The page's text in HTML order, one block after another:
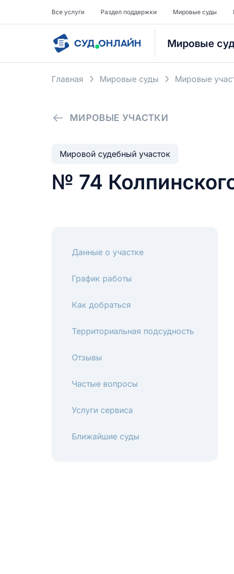
Все услуги Раздел поддержки Мировые суды
Мировые
Главная Мировые суды Мировые
МИРОВЫЕ УЧАСТКИ
Мировой судебный участок
№ 74
Данные о участке
График работы
Как добраться
Территориальная подсудность
Отзывы
Частые вопросы
Услуги сервиса
Ближайшие суды